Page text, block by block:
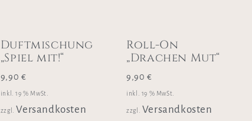
Duftmischung
„Spiel mit!“
9,90 €
inkl. 19 % MwSt.
zzgl. Versandkosten
Roll-On
„Drachen Mut“
9,90€
inkl. 19 % MwSt.
zzgl. Versandkosten